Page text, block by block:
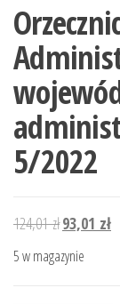
5/2022
124,01złPierwotna
cena
wynosiła:
93,01 zł
5 w magazynie